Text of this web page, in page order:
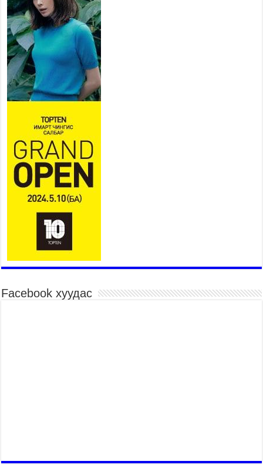
хуваарийн дагуу ажиллана
2026 оны 7 сар 15 / 11 цаг 18 минут
Үндэсний их баяр наадам
эхэллээ
2026 оны 7 сар 15 / 11 цаг 14 минут
Үер усны аюулаас сэргийлж, нийслэлийн Онцгой
байдлын газрын 162 алба хаагч үүрэг гүйцэтгэж
2026 оны 7 сар 15 / 11 цаг 07 минут
Үндэсний их сурын харваанд 850 харваач цэц
мэргэнээ сорьж байна
2026 оны 7 сар 15 / 11 цаг 03 минут
Төв цэнгэлдэхийн эргэн тойронд
2026 оны 7 сар 15 / 10 цаг 58 минут
Үндэсний их баяр наадмын шагайн харваа
насанд хүрэгчдийн багийн харваагаар
үргэлжилж байна
2026 оны 7 сар 15 / 10 цаг 52 минут
Үндэсний их баяр наадмын хүчит бөхийн
ТӨРИЙН ДАЛБААНЫ ӨДӨРТ ЗОРИУЛСАН
Facebook хуудас